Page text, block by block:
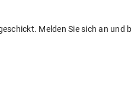
Melden Sie sich an und